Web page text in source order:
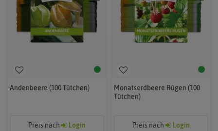
Andenbeere (100 Tütchen)
Preis nach
Login
Monatserdbeere Rügen (100
Tütchen)
Preis nach
Login